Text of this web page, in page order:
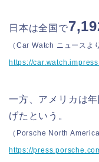
日本は全国で
（Car Watch ニュースよ
https://
一方、アメリカは
げたという。
（Porsche North
https://